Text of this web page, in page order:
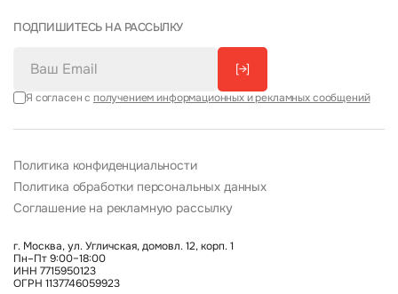
ПОДПИШИТЕСЬ НА РАССЫЛКУ
[→]
Я согласен с получением информационных и рекламных сообщений
Политика конфиденциальности
Политика обработки персональных данных
Соглашение на рекламную рассылку
г. Москва, ул. Угличская, домовл. 12, корп. 1
Пн–Пт 9:00–18:00
ИНН 7715950123
ОГРН 1137746059923